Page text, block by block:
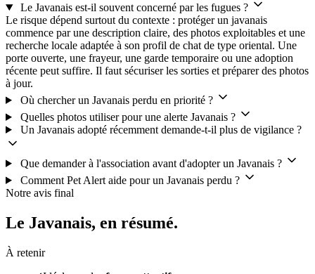
Le Javanais est-il souvent concerné par les fugues ?
Le risque dépend surtout du contexte : protéger un javanais
commence par une description claire, des photos exploitables et une
recherche locale adaptée à son profil de chat de type oriental. Une
porte ouverte, une frayeur, une garde temporaire ou une adoption
récente peut suffire. Il faut sécuriser les sorties et préparer des photos
à jour.
Où chercher un Javanais perdu en priorité ?
Quelles photos utiliser pour une alerte Javanais ?
Un Javanais adopté récemment demande-t-il plus de vigilance ?
Que demander à l'association avant d'adopter un Javanais ?
Comment Pet Alert aide pour un Javanais perdu ?
Notre avis final
Le Javanais, en résumé.
À retenir